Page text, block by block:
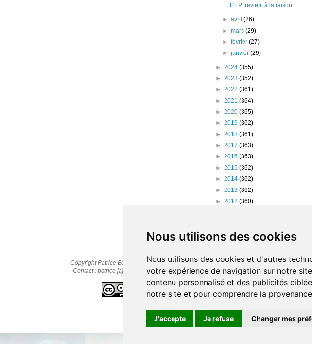
Nous utilisons des cookies
Nous utilisons des cookies et d'autres
votre expérience de navigation sur notre
contenu personnalisé et des publicités
notre site et pour comprendre la
J'accepte Je refuse Changer mes
L'EPI revient à la raison
►avril(26)
►mars(29)
►février(27)
►janvier(29)
► 2024 (355)
► 2023 (352)
► 2022 (361)
► 2021 (364)
► 2020 (365)
► 2019 (362)
► 2018 (361)
► 2017 (363)
► 2016 (363)
► 2015 (362)
► 2014 (362)
► 2013 (362)
► 2012 (360)
Copyright Patrice Bernard © 2010-2025
Contact : patrice [à] cestpasmonidee.fr